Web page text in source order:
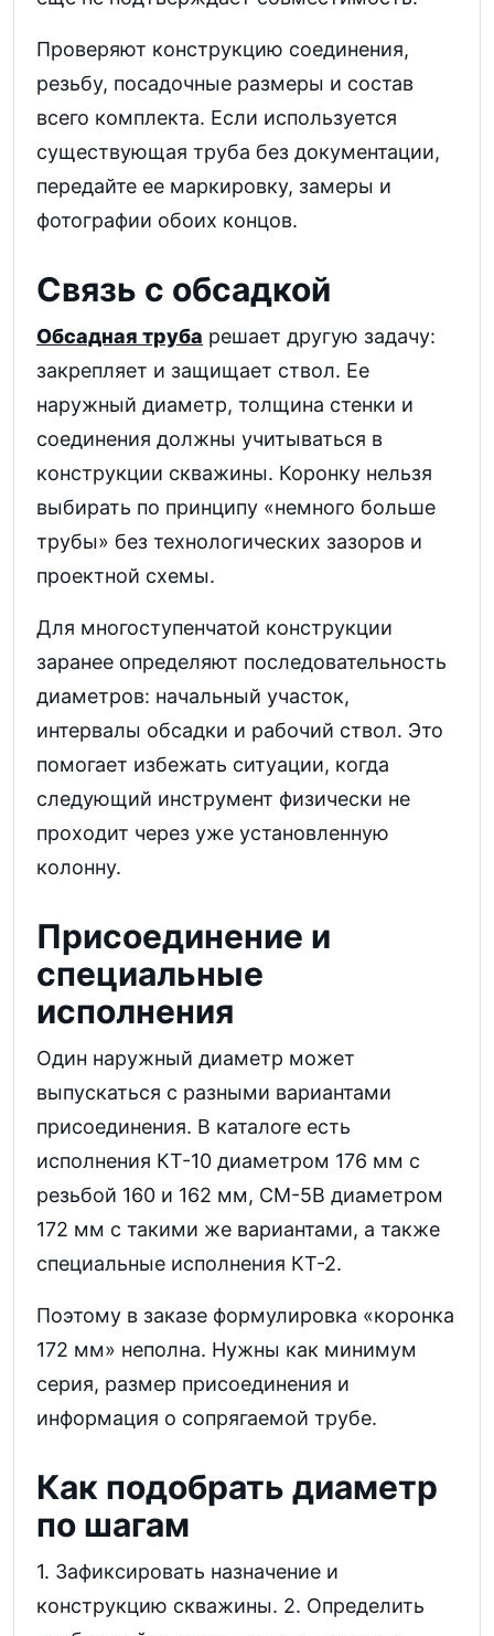
Проверяют конструкцию соединения,
резьбу, посадочные размеры и состав
всего комплекта. Если используется
существующая труба без документации,
передайте ее маркировку, замеры и
фотографии обоих концов.
Связь с обсадкой
Обсадная труба решает другую задачу:
закрепляет и защищает ствол. Ее
наружный диаметр, толщина стенки и
соединения должны учитываться в
конструкции скважины. Коронку нельзя
выбирать по принципу «немного больше
трубы» без технологических зазоров и
проектной схемы.
Для многоступенчатой конструкции
заранее определяют последовательность
диаметров: начальный участок,
интервалы обсадки и рабочий ствол. Это
помогает избежать ситуации, когда
следующий инструмент физически не
проходит через уже установленную
колонну.
Присоединение и
специальные
исполнения
Один наружный диаметр может
выпускаться с разными вариантами
присоединения. В каталоге есть
исполнения КТ-10 диаметром 176 мм с
резьбой 160 и 162 мм, СМ-5В диаметром
172 мм с такими же вариантами, а также
специальные исполнения КТ-2.
Поэтому в заказе формулировка «коронка
172 мм» неполна. Нужны как минимум
серия, размер присоединения и
информация о сопрягаемой трубе.
Как подобрать диаметр
по шагам
1. Зафиксировать назначение и
конструкцию скважины. 2. Определить